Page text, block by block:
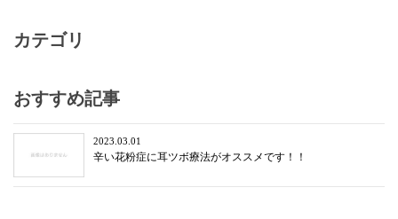
カテゴリ
おすすめ記事
2023.03.01
辛い花粉症に耳ツボ療法がオススメです！！